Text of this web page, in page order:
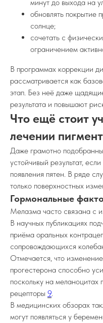
минут до выхода на
обновлять покрытие
солнце;
сочетать с
ограничением
В программах коррекции
рассматривается как
этап. Без неё даже
результата и повышают
Что ещё стоит
лечении
Даже грамотно
устойчивый результат,
появления пятен. В ряде
только поверхностных
Гормональные
Мелазма часто связана с
В научных публикациях
приёма оральных
сопровождающихся
Отмечается, что
прогестерона способно
поскольку на меланоцитах
рецепторы 9.
В медицинских обзорах
могут появляться у
Симферополь
ул. Дзюбанова, д. 11Г
Политика
конфиденциальности
Согласие на обработку ПД
© 2026 ООО «Доктор
*
*проект Meta Platforms Inc.,
которой в России запрещена
Информация на сайте носит
характер и не является
определяемой
Гражданского
Интересные статьи, акции,
преображения наших
Подпишитесь, чтобы ничего
Онлайн запись
Лицензия № ЛО-92-01-
000244